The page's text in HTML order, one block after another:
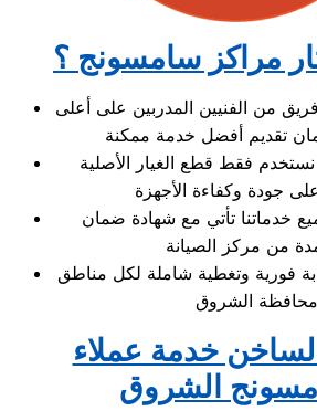
مراكز سامسونج ؟
فريق من الفنيين المدربين على أعلى
نستخدم فقط قطع الغيار الأصلية
خدماتنا تأتي مع شهادة ضمان
فورية وتغطية شاملة لكل مناطق
خدمة عملاء
الشروق